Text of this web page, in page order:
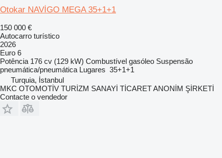
Otokar NAVİGO MEGA 35+1+1
150 000 €
Autocarro turístico
2026
Euro 6
Potência 176 cv (129 kW) Combustível gasóleo Suspensão
pneumática/pneumática Lugares 35+1+1
Turquia, İstanbul
MKC OTOMOTİV TURİZM SANAYİ TİCARET ANONİM ŞİRKETİ
Contacte o vendedor